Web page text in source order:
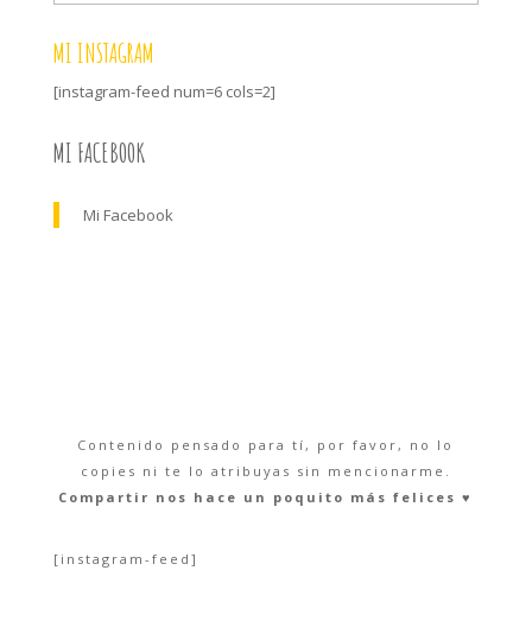
MI INSTAGRAM
[instagram-feed num=6 cols=2]
MI FACEBOOK
Mi Facebook
Contenido pensado para tí, por favor, no lo
copies ni te lo atribuyas sin mencionarme.
Compartir nos hace un poquito más felices ♥︎
[instagram-feed]